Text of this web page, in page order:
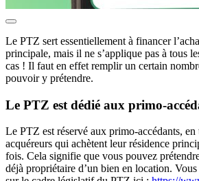
Le PTZ sert essentiellement à financer
principale, mais il ne s’applique pas à tous
cas ! Il faut en effet remplir un certain
pouvoir y prétendre.
Le PTZ est dédié aux primo-
Le PTZ est réservé aux primo-accédants,
acquéreurs qui achètent leur résidence
fois. Cela signifie que vous pouvez
déjà propriétaire d’un bien en location.